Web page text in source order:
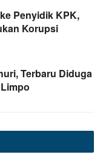
Penyidik KPK,
Korupsi
Terbaru Diduga